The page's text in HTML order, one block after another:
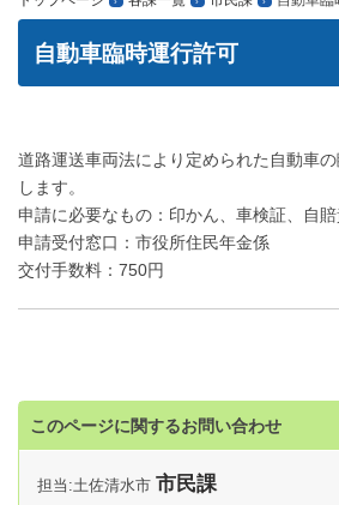
自動車臨時運行許可
道路運送車両法により定められた自動車
します。
申請に必要なもの：印かん、車検証、自
申請受付窓口：市役所住民年金係
交付手数料：750円
このページに関するお問い合わせ
担当:土佐清水市 市民課